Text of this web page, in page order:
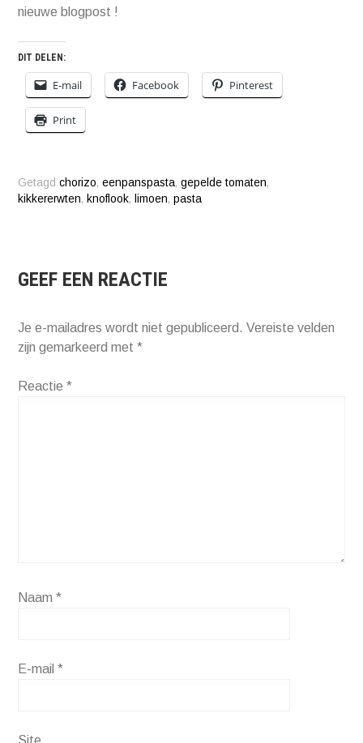
nieuwe blogpost !
DIT DELEN:
E-mail Facebook Pinterest
Print
Getagdchorizo,eenpanspasta,gepelde tomaten,
kikkererwten, knoflook, limoen,pasta
GEEF EEN REACTIE
Je e-mailadres wordt niet gepubliceerd. Vereiste velden
zijn gemarkeerd met*
Reactie*
Naam*
E-mail*